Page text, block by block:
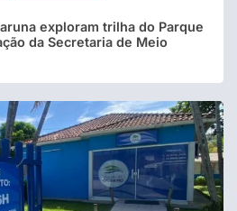
exploram trilha do Parque
da Secretaria de Meio